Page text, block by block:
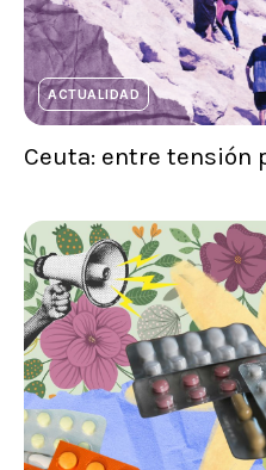
ACTUALIDAD
Ceuta: entre tensión